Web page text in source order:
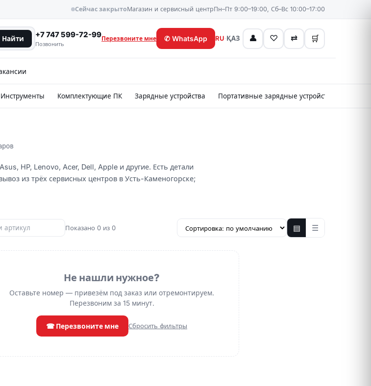
Сейчас закрытоМагазин и сервисный центрПн–Пт 9:00–19:00, Сб–Вс 10:00–17:00
Найти +7 747 599-72-99
Позвонить
Перезвоните мне ✆ WhatsApp RU·ҚАЗ 👤 ♡ ⇄ 🛒
Инструменты Комплектующие ПК Зарядные устройства Портативные зарядные устройства
HP, Lenovo, Acer, Dell, Apple и другие. Есть детали
из трёх сервисных центров в Усть-Каменогорске;
Показано 0 из 0 ▤ ☰
Не нашли нужное?
Оставьте номер — привезём под заказ или отремонтируем.
Перезвоним за 15 минут.
☎ Перезвоните мне Сбросить фильтры